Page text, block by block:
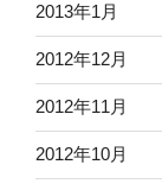
2013年1月
2012年12月
2012年11月
2012年10月